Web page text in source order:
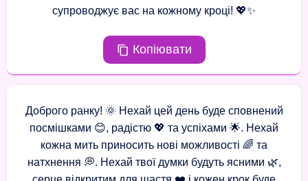
супроводжує вас на кожному кроці! 💖✨
Копіювати
Доброго ранку! 🌞 Нехай цей день буде сповнений
посмішками 😊, радістю 💖 та успіхами 🌟. Нехай
кожна мить приносить нові можливості 🌈 та
натхнення 💭. Нехай твої думки будуть ясними 🌿,